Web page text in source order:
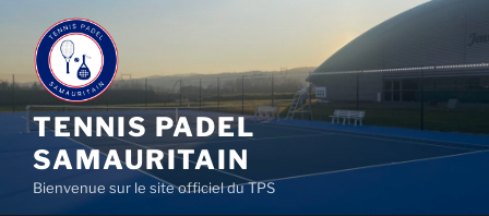
contenu
principal
TENNIS PADEL
SAMAURITAIN
Bienvenue sur le site officiel du TPS